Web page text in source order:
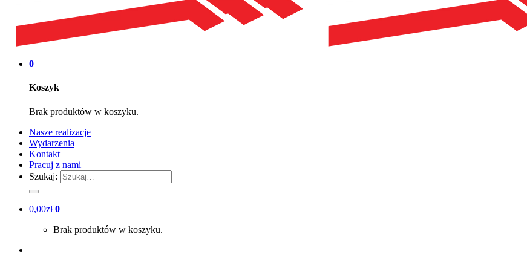
0
Koszyk
Brak produktów w koszyku.
Nasze realizacje
Wydarzenia
Kontakt
Pracuj z nami
Szukaj:
0,00zł 0
Brak produktów w koszyku.